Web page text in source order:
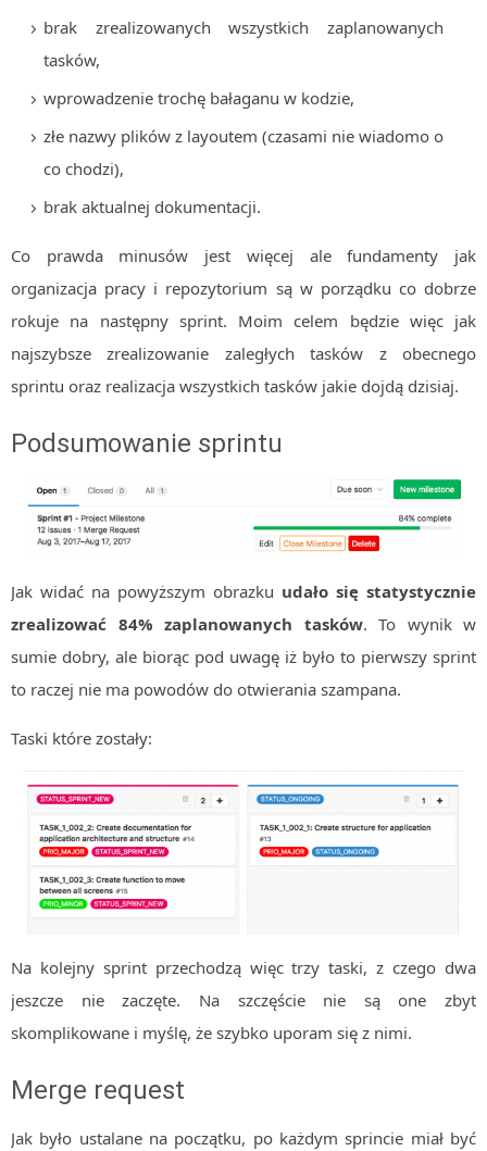
brak zrealizowanych wszystkich zaplanowanych
tasków,
wprowadzenie trochę bałaganu w kodzie,
złe nazwy plików z layoutem (czasami nie wiadomo o
co chodzi),
brak aktualnej dokumentacji.
Co prawda minusów jest więcej ale fundamenty jak
organizacja pracy i repozytorium są w porządku co dobrze
rokuje na następny sprint. Moim celem będzie więc jak
najszybsze zrealizowanie zaległych tasków z obecnego
sprintu oraz realizacja wszystkich tasków jakie dojdą dzisiaj.
Podsumowanie sprintu
Jak widać na powyższym obrazku udało się statystycznie
zrealizować 84% zaplanowanych tasków. To wynik w
sumie dobry, ale biorąc pod uwagę iż było to pierwszy sprint
to raczej nie ma powodów do otwierania szampana.
Taski które zostały:
Na kolejny sprint przechodzą więc trzy taski, z czego dwa
jeszcze nie zaczęte. Na szczęście nie są one zbyt
skomplikowane i myślę, że szybko uporam się z nimi.
Merge request
Jak było ustalane na początku, po każdym sprincie miał być